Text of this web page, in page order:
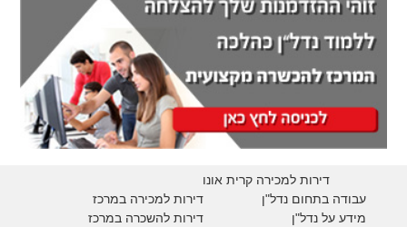
דירות למכירה קרית אונו
דירות למכירה במרכז
דירות להשכרה במרכז
עבודה בתחום נדל"ן
מידע על נדל"ן